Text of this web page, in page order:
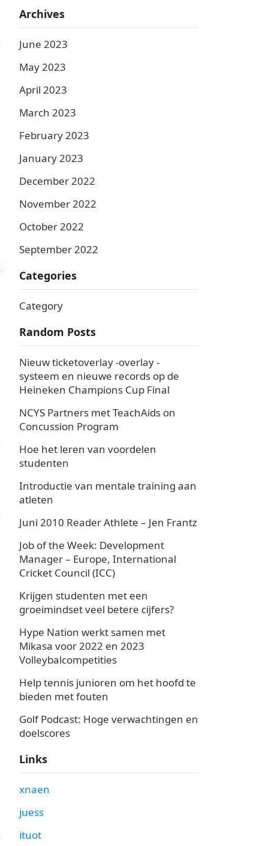
Archives
June 2023
May 2023
April 2023
March 2023
February 2023
January 2023
December 2022
November 2022
October 2022
September 2022
Categories
Category
Random Posts
Nieuw ticketoverlay -overlay -
systeem en nieuwe records op de
Heineken Champions Cup Final
NCYS Partners met TeachAids on
Concussion Program
Hoe het leren van voordelen
studenten
Introductie van mentale training aan
atleten
Juni 2010 Reader Athlete – Jen Frantz
Job of the Week: Development
Manager – Europe, International
Cricket Council (ICC)
Krijgen studenten met een
groeimindset veel betere cijfers?
Hype Nation werkt samen met
Mikasa voor 2022 en 2023
Volleybalcompetities
Help tennis junioren om het hoofd te
bieden met fouten
Golf Podcast: Hoge verwachtingen en
doelscores
Links
xnaen
juess
ituot